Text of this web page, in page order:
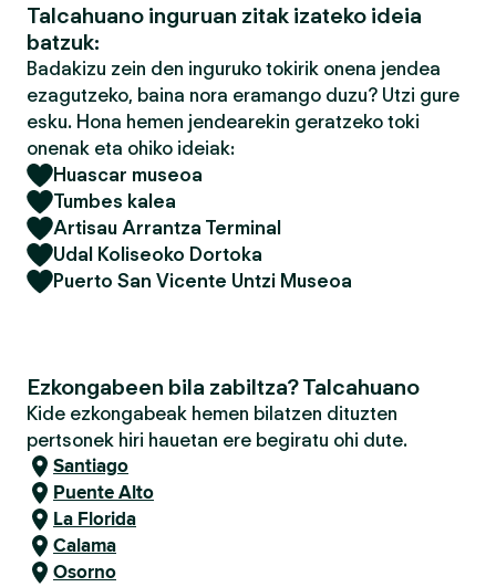
Talcahuano inguruan zitak izateko ideia
batzuk:
Badakizu zein den inguruko tokirik onena jendea
ezagutzeko, baina nora eramango duzu? Utzi gure
esku. Hona hemen jendearekin geratzeko toki
onenak eta ohiko ideiak:
Huascar museoa
Tumbes kalea
Artisau Arrantza Terminal
Udal Koliseoko Dortoka
Puerto San Vicente Untzi Museoa
Ezkongabeen bila zabiltza? Talcahuano
Kide ezkongabeak hemen bilatzen dituzten
pertsonek hiri hauetan ere begiratu ohi dute.
Santiago
Puente Alto
La Florida
Calama
Osorno